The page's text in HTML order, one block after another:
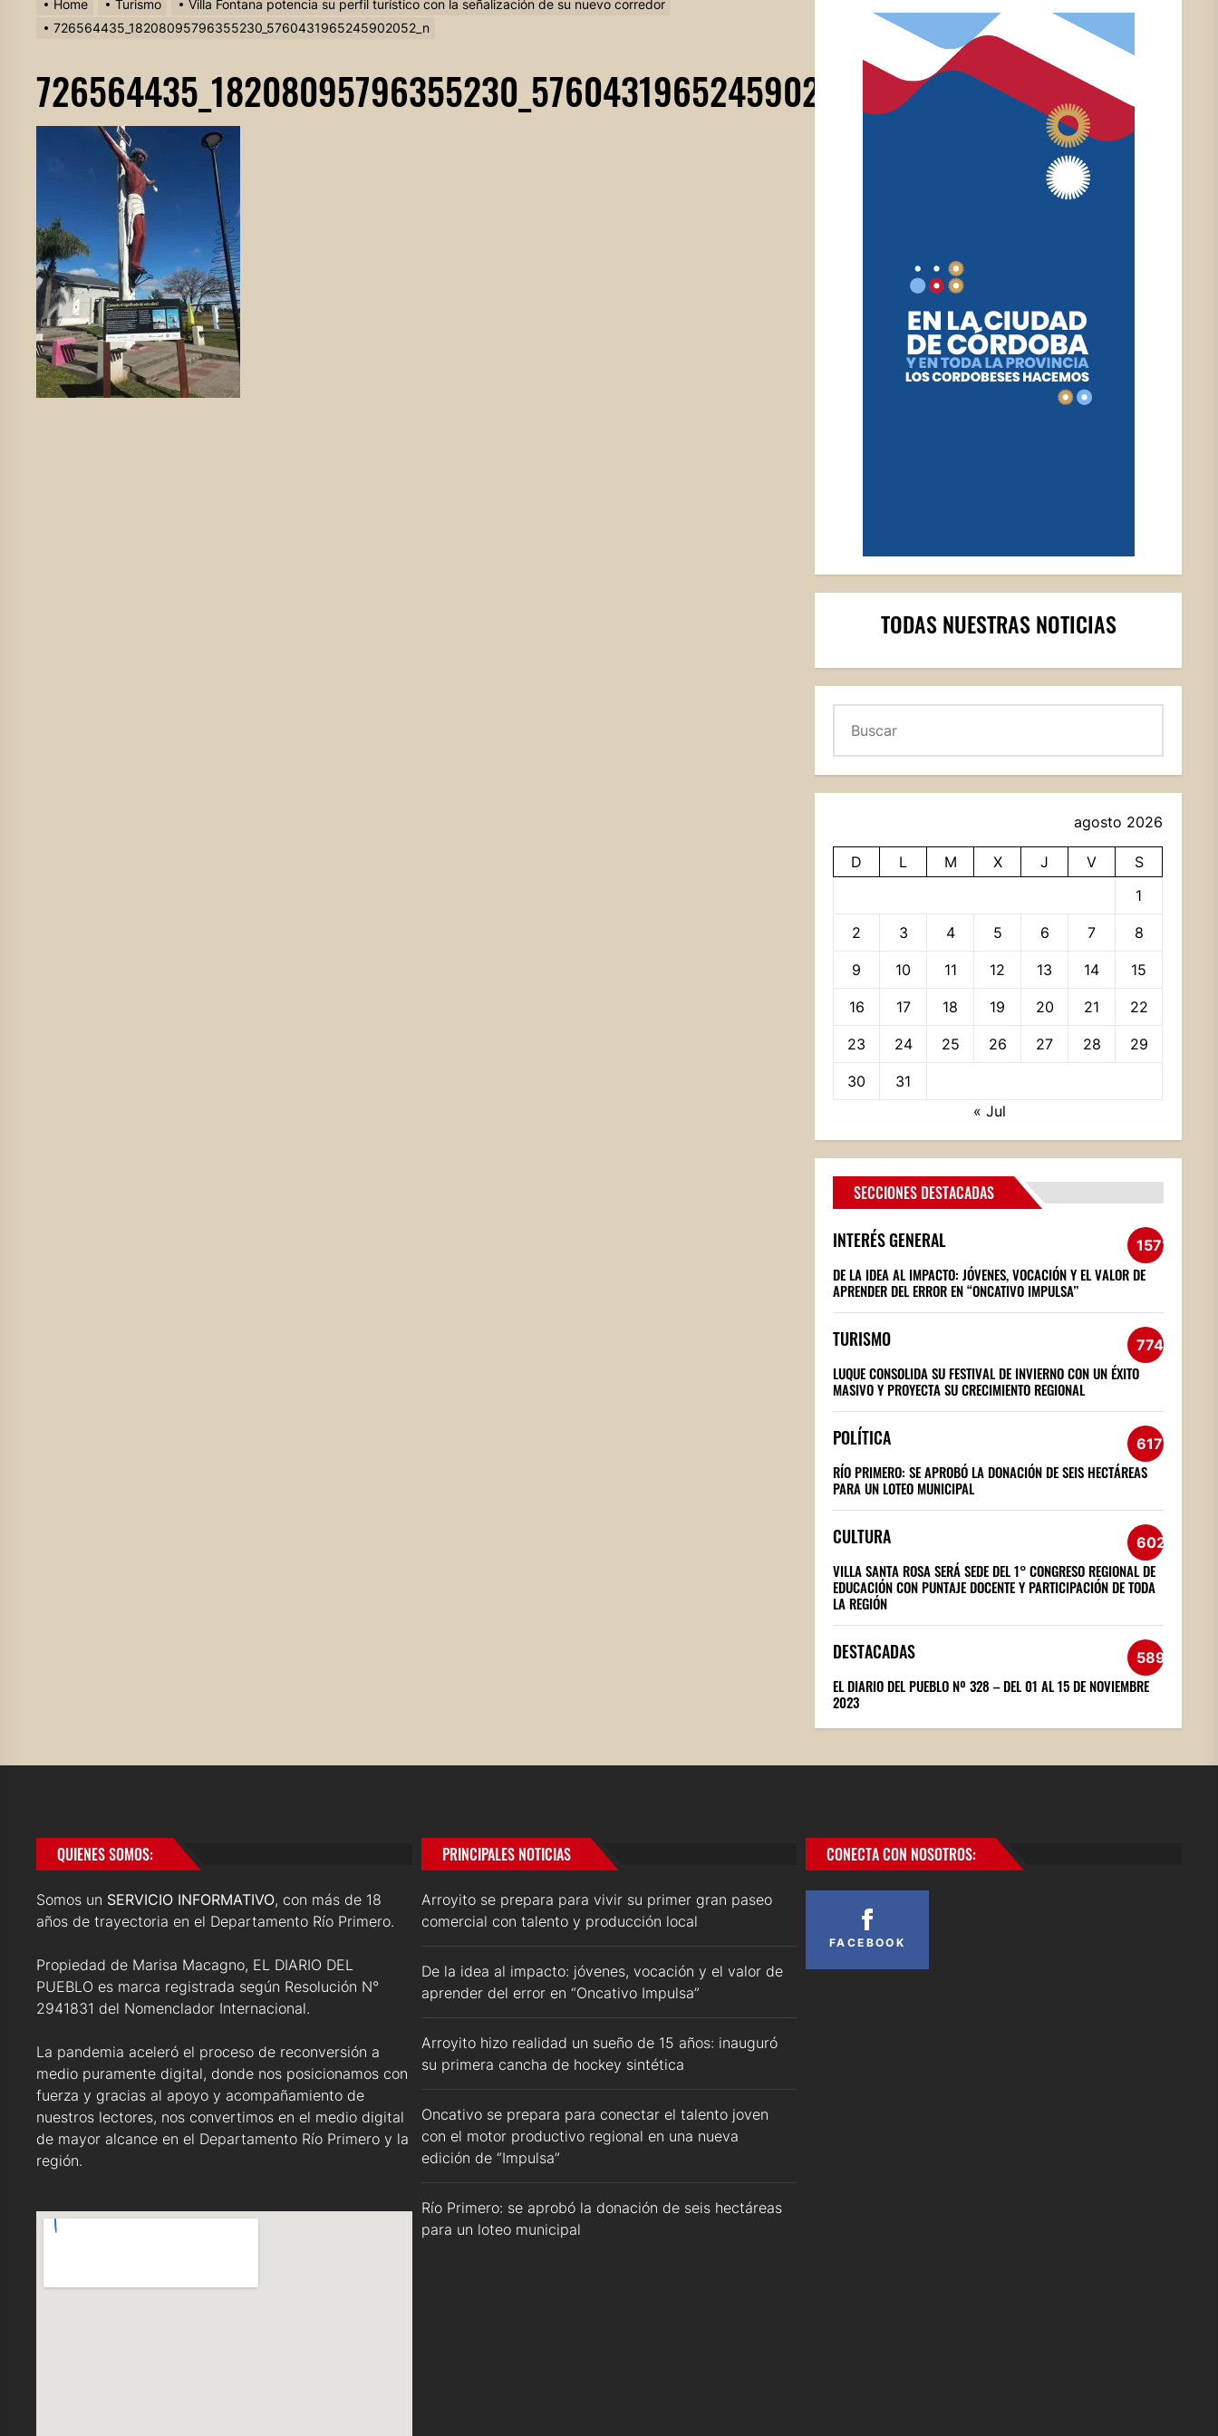
Home Turismo
Villa Fontana potencia su perfil turístico con la señalización de su nuevo corredor
726564435_18208095796355230_5760431965245902052_n
726564435_18208095796355230_5760431965245902052_N
TODAS NUESTRAS NOTICIAS
agosto 2026
D L M X J V
S
1
2 3 4 5 6 7 8
9 10 11 12 13 14 15
16 17 18 19 20 21 22
23 24 25 26 27 28 29
30
31
« Jul
SECCIONES DESTACADAS
INTERÉS GENERAL 1572
DE LA IDEA AL IMPACTO: JÓVENES, VOCACIÓN Y EL VALOR DE
APRENDER DEL ERROR EN “ONCATIVO IMPULSA”
TURISMO 774
LUQUE CONSOLIDA SU FESTIVAL DE INVIERNO CON UN ÉXITO
MASIVO Y PROYECTA SU CRECIMIENTO REGIONAL
POLÍTICA 617
RÍO PRIMERO: SE APROBÓ LA DONACIÓN DE SEIS HECTÁREAS
PARA UN LOTEO MUNICIPAL
CULTURA 602
VILLA SANTA ROSA SERÁ SEDE DEL 1° CONGRESO REGIONAL DE
EDUCACIÓN CON PUNTAJE DOCENTE Y PARTICIPACIÓN DE TODA
LA REGIÓN
DESTACADAS 589
EL DIARIO DEL PUEBLO Nº 328 – DEL 01 AL 15 DE NOVIEMBRE
2023
QUIENES SOMOS:
Somos un SERVICIO INFORMATIVO, con más de 18
años de trayectoria en el Departamento Río Primero.
Propiedad de Marisa Macagno, EL DIARIO DEL
PUEBLO es marca registrada según Resolución N°
2941831 del Nomenclador Internacional.
La pandemia aceleró el proceso de reconversión a
medio puramente digital, donde nos posicionamos con
fuerza y gracias al apoyo y acompañamiento de
nuestros lectores, nos convertimos en el medio digital
de mayor alcance en el Departamento Río Primero y la
región.
PRINCIPALES NOTICIAS
Arroyito se prepara para vivir su primer gran paseo
comercial con talento y producción local
De la idea al impacto: jóvenes, vocación y el valor de
aprender del error en “Oncativo Impulsa”
Arroyito hizo realidad un sueño de 15 años: inauguró
su primera cancha de hockey sintética
Oncativo se prepara para conectar el talento joven
con el motor productivo regional en una nueva
edición de “Impulsa”
Río Primero: se aprobó la donación de seis hectáreas
para un loteo municipal
CONECTA CON NOSOTROS:
FACEBOOK